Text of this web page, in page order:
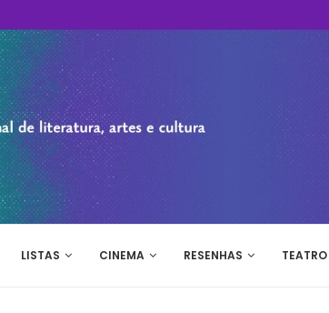
LISTAS CINEMA RESENHAS TEATRO